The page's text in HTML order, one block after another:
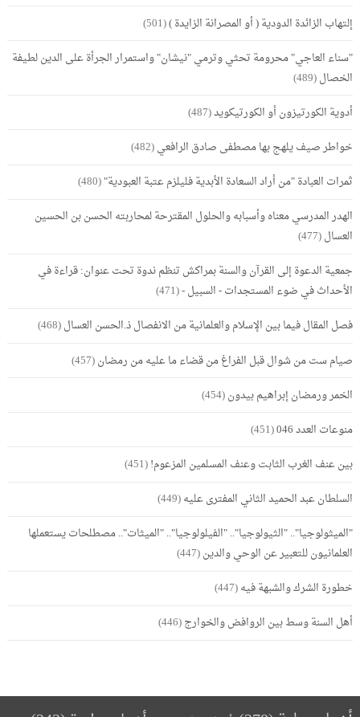
إلتهاب الزائدة الدودية ( أو المصرانة الزايدة )(501)
"سناء العاجي" محرومة تحثي وترمي "نيشان" واستمرار الجرأة على الدين لطيفة
الخصال(489)
أدوية الكورتيزون أو الكورتيكويد(487)
خواطر صيف يلهج بها مصطفى صادق الرافعي(482)
ثمرات العبادة "من أراد السعادة الأبدية فليلزم عتبة العبودية"(480)
الهدر المدرسي معناه وأسبابه والحلول المقترحة لمحاربته الحسن بن الحسين
العسال(477)
جمعية الدعوة إلى القرآن والسنة بمراكش تنظم ندوة تحت عنوان: قراءة في
الأحداث في ضوء المستجدات - السبيل -(471)
فصل المقال فيما بين الإسلام والعلمانية من الانفصال ذ.الحسن العسال(468)
صيام ست من شوال قبل الفراغ من قضاء ما عليه من رمضان(457)
الخمر ورمضان إبراهيم بيدون(454)
منوعات العدد 046
(451)
بين عنف الغرب الثابت وعنف المسلمين المزعوم!(451)
السلطان عبد الحميد الثاني المفترى عليه(449)
"الميثولوجيا".. "الثيولوجيا".. "الفيلولوجيا".. "الميثات".. مصطلحات يستعملها
العلمانيون للتعبير عن الوحي والدين(447)
خطورة الشرك والشبهة فيه(447)
أهل السنة وسط بين الروافض والخوارج(446)